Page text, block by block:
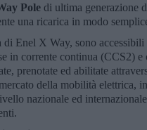
Pole di ultima generazione
una ricarica in modo
di Enel X Way, sono
in corrente continua (CCS2) e
prenotate ed abilitate
della mobilità elettrica,
nazionale ed